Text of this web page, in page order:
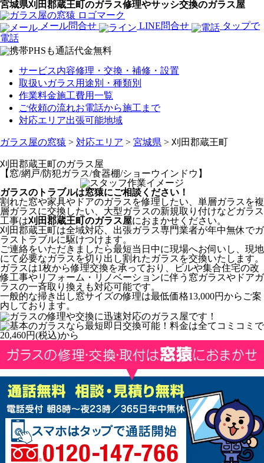
宮城県刈田郡蔵王町のガラス修理やサッシ交換のガラス屋
メール問合せ LINE問合せ
タップで
電話
サービス内容修理・交換・補修・設置
取扱いガラス 用途別・種類別
作業料金施工費用一覧
ご依頼の流れお電話から施工まで
対応エリア出張可能地域
ガラス屋の窓猿 > 対応エリア > 宮城県 > 刈田郡蔵王町
刈田郡蔵王町のガラス屋
【窓/網戸/防犯ガラス/食器棚/ショーウインドウ】
ガラスのトラブルは窓猿にご相談ください！
割れた窓や家具やドアのガラスを修理したい、単層ガラスを複
層ガラスに交換したい、大型ガラスの新規取り付けなどガラス
工事は刈田郡蔵王町のガラス屋におまかせください。
刈田郡蔵王町は全域対応、出張ガラス専門業者が年中無休でガ
ラストラブルに駆けつけます。
ご連絡をいただきましたら最短当日中に現場へお伺いし、現地
にて必要なガラスを切り出し割れたガラスを交換いたします。
ガラスは1枚から修理交換を承っており、ビルや集合住宅の改
修工事やリフォーム・リノベーションに伴う窓ガラスやドアガ
ラスの一斉取り換えも対応可能です。
一般的な掃き出し窓サイズの修理は最低価格13,000円からご案
内しております。